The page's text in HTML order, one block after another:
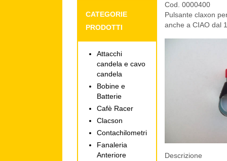
Cod. 0000400
Pulsante claxon
anche a CIAO dal
Descrizione
CATEGORIE
PRODOTTI
Attacchi
candela e cavo
candela
Bobine e
Batterie
Cafè Racer
Clacson
Contachilometri
Fanaleria
Anteriore